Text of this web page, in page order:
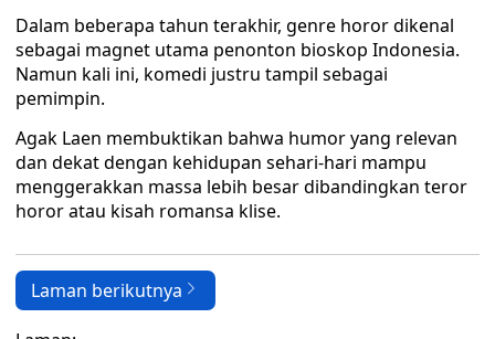
Dalam beberapa tahun terakhir, genre horor dikenal
sebagai magnet utama penonton bioskop Indonesia.
Namun kali ini, komedi justru tampil sebagai
pemimpin.
Agak Laen membuktikan bahwa humor yang relevan
dan dekat dengan kehidupan sehari-hari mampu
menggerakkan massa lebih besar dibandingkan teror
horor atau kisah romansa klise.
Laman berikutnya